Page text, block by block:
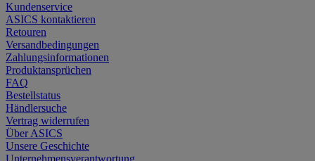
Kundenservice
ASICS kontaktieren
Retouren
Versandbedingungen
Zahlungsinformationen
Produktansprüchen
FAQ
Bestellstatus
Händlersuche
Vertrag widerrufen
Über ASICS
Unsere Geschichte